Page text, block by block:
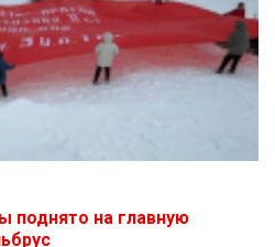
поднято на главную